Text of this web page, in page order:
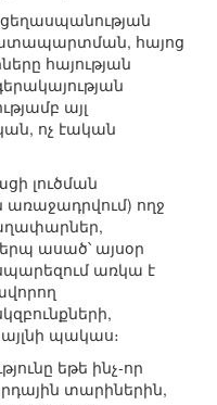
ցեղասպանության
հայոց
հայության
այլ
ոչ էական
լուծման
ողջ
ասած՝ այսօր
առկա է
պակաս։
եթե ինչ-որ
տարիներին,